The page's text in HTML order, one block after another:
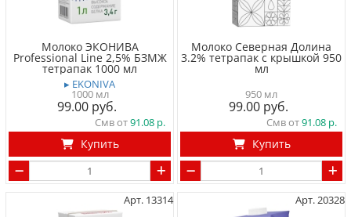
Молоко ЭКОНИВА
Professional Line 2,5% БЗМЖ
тетрапак 1000 мл
▸ EKONIVA
1000 мл
99.00
Смв от91.08
Купить
Молоко Северная Долина
3.2% тетрапак с крышкой 950
мл
950 мл
99.00
Смв от91.08
Купить
Арт. 13314 Арт. 20328